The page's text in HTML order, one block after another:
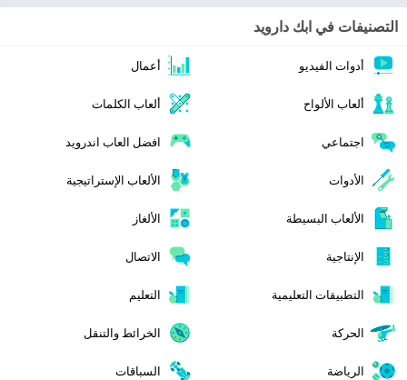
التصنيفات في ابك دارويد
أدوات الفيديو أعمال
ألعاب الألواح ألعاب الكلمات
اجتماعي افضل العاب اندرويد
الأدوات الألعاب الإستراتيجية
الألعاب البسيطة الألغاز
الإنتاجية الاتصال
التطبيقات التعليمية التعليم
الحركة الخرائط والتنقل
الرياضة السباقات